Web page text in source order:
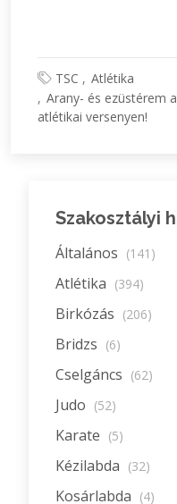
TSC
Atlétika
Arany- és ezüstérem
atlétikai versenyen!
Szakosztályi
Általános (141)
Atlétika (394)
Birkózás (206)
Bridzs (6)
Cselgáncs (62)
Judo (52)
Karate (5)
Kézilabda (32)
Kosárlabda (4)